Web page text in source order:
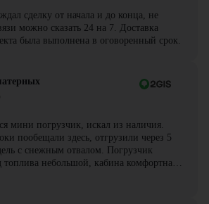
сделку от начала и до конца, не
можно сказать 24 на 7. Доставка
была выполнена в оговоренный срок.
мини погрузчик, искал из наличия.
пообещали здесь, отгрузили через 5
с снежным отвалом. Погрузчик
топлива небольшой, кабина комфортная,